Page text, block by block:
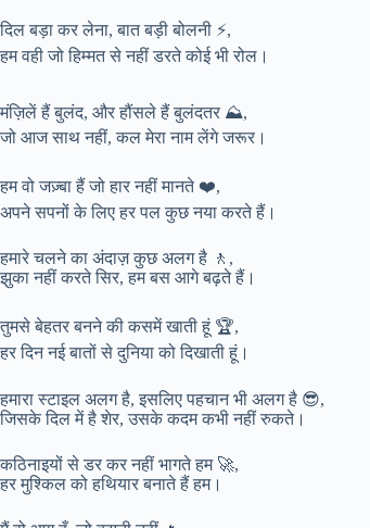
दिल बड़ा कर लेना, बात बड़ी बोलनी ⚡,
हम वही जो हिम्मत से नहीं डरते कोई भी रोल।
मंज़िलें हैं बुलंद, और हौंसले हैं बुलंदतर ⛰️,
जो आज साथ नहीं, कल मेरा नाम लेंगे जरूर।
हम वो जज़्बा हैं जो हार नहीं मानते ❤️,
अपने सपनों के लिए हर पल कुछ नया करते हैं।
हमारे चलने का अंदाज़ कुछ अलग है 🚶,
झुका नहीं करते सिर, हम बस आगे बढ़ते हैं।
तुमसे बेहतर बनने की कसमें खाती हूं 🏆,
हर दिन नई बातों से दुनिया को दिखाती हूं।
हमारा स्टाइल अलग है, इसलिए पहचान भी अलग है 😎,
जिसके दिल में है शेर, उसके कदम कभी नहीं रुकते।
कठिनाइयों से डर कर नहीं भागते हम 🚀,
हर मुश्किल को हथियार बनाते हैं हम।